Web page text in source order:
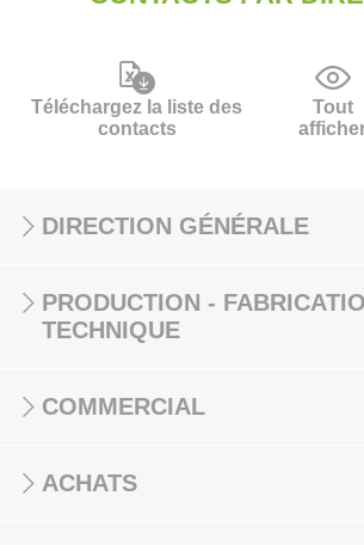
Téléchargez la liste des
contacts
Tout
DIRECTION GÉNÉRALE
PRODUCTION -
TECHNIQUE
COMMERCIAL
ACHATS